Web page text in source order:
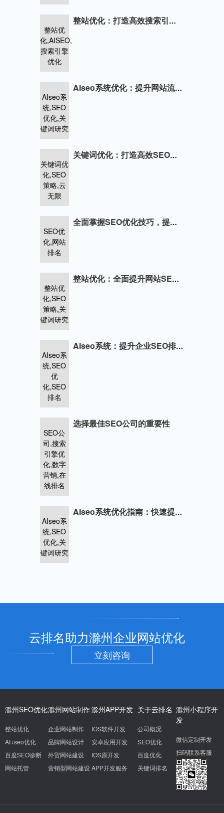
整站优
化,AISEO,
搜索引擎
优化
整站优化：打造高效搜索引擎优化策略
AIseo系
统,SEO
优化,关
键词研究
AIseo系统优化：提升网站流量与转化
关键词优
化,SEO
策略,云
无限
关键词优化：打造高效SEO策略，提升网站流量
SEO优
化,网站
排名
全面掌握SEO优化技巧，提升网站排名
整站优
化,SEO
策略,关
键词研究
整站优化：全面提升网站SEO排名
AIseo系
统,SEO
优
化,SEO
排名
AIseo系统：提升企业SEO排名的全方位解决方案
SEO公
司,搜索
引擎优
化,数字
营销,在
线排名
选择最佳SEO公司的重要性
AIseo系
统,SEO
优化,关
键词研究
AIseo系统优化指南：快速提升网站SEO排名
云排名助力滁州企业网站优化
立刻咨询
滁州SEO优化
整站优化
AI+seo优化
百度SEO诊断
网站托管
滁州网站制作
企业网站制作
品牌网站设计
外贸网站建设
营销型网站建设
滁州APP开发
IOS软件开发
安卓应用开发
IOS原开发
APP开发服务
关于云排名
公司概况
SEO优化
百度优化
关键词排名
滁州小程序开
发
微信定制开发
扫码联系客服